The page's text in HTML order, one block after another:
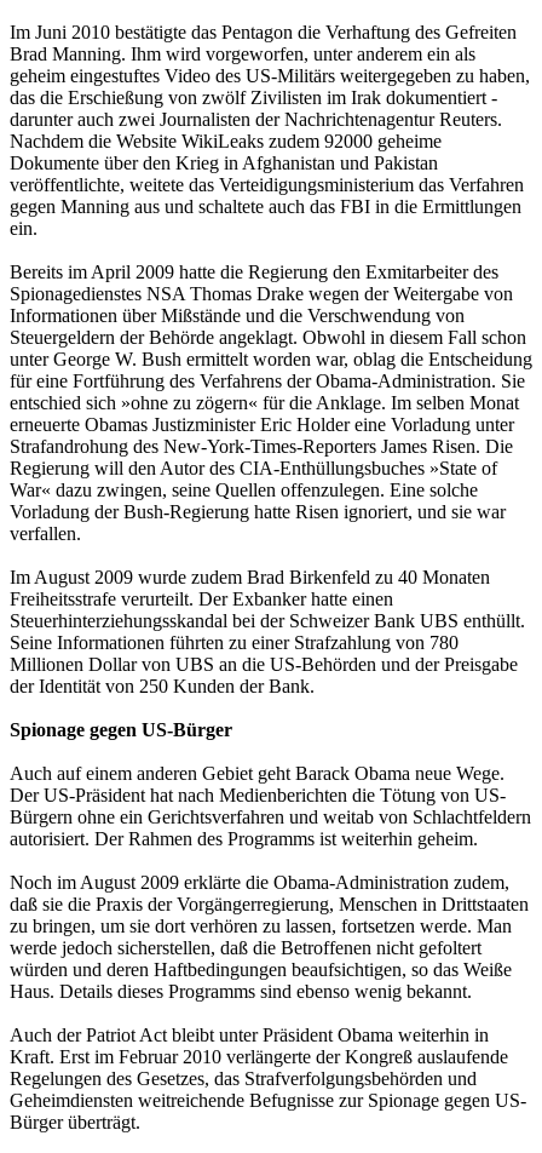
Im Juni 2010 bestätigte das Pentagon die Verhaftung des Gefreiten
Brad Manning. Ihm wird vorgeworfen, unter anderem ein als
geheim eingestuftes Video des US-Militärs weitergegeben zu haben,
das die Erschießung von zwölf Zivilisten im Irak dokumentiert -
darunter auch zwei Journalisten der Nachrichtenagentur Reuters.
Nachdem die Website WikiLeaks zudem 92000 geheime
Dokumente über den Krieg in Afghanistan und Pakistan
veröffentlichte, weitete das Verteidigungsministerium das Verfahren
gegen Manning aus und schaltete auch das FBI in die Ermittlungen
ein.
Bereits im April 2009 hatte die Regierung den Exmitarbeiter des
Spionagedienstes NSA Thomas Drake wegen der Weitergabe von
Informationen über Mißstände und die Verschwendung von
Steuergeldern der Behörde angeklagt. Obwohl in diesem Fall schon
unter George W. Bush ermittelt worden war, oblag die Entscheidung
für eine Fortführung des Verfahrens der Obama-Administration. Sie
entschied sich »ohne zu zögern« für die Anklage. Im selben Monat
erneuerte Obamas Justizminister Eric Holder eine Vorladung unter
Strafandrohung des New-York-Times-Reporters James Risen. Die
Regierung will den Autor des CIA-Enthüllungsbuches »State of
War« dazu zwingen, seine Quellen offenzulegen. Eine solche
Vorladung der Bush-Regierung hatte Risen ignoriert, und sie war
verfallen.
Im August 2009 wurde zudem Brad Birkenfeld zu 40 Monaten
Freiheitsstrafe verurteilt. Der Exbanker hatte einen
Steuerhinterziehungsskandal bei der Schweizer Bank UBS enthüllt.
Seine Informationen führten zu einer Strafzahlung von 780
Millionen Dollar von UBS an die US-Behörden und der Preisgabe
der Identität von 250 Kunden der Bank.
Spionage gegen US-Bürger
Auch auf einem anderen Gebiet geht Barack Obama neue Wege.
Der US-Präsident hat nach Medienberichten die Tötung von US-
Bürgern ohne ein Gerichtsverfahren und weitab von Schlachtfeldern
autorisiert. Der Rahmen des Programms ist weiterhin geheim.
Noch im August 2009 erklärte die Obama-Administration zudem,
daß sie die Praxis der Vorgängerregierung, Menschen in Drittstaaten
zu bringen, um sie dort verhören zu lassen, fortsetzen werde. Man
werde jedoch sicherstellen, daß die Betroffenen nicht gefoltert
würden und deren Haftbedingungen beaufsichtigen, so das Weiße
Haus. Details dieses Programms sind ebenso wenig bekannt.
Auch der Patriot Act bleibt unter Präsident Obama weiterhin in
Kraft. Erst im Februar 2010 verlängerte der Kongreß auslaufende
Regelungen des Gesetzes, das Strafverfolgungsbehörden und
Geheimdiensten weitreichende Befugnisse zur Spionage gegen US-
Bürger überträgt.